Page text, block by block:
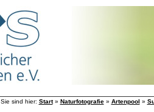
Sie sind hier: Start» Naturfotografie» Artenpool »